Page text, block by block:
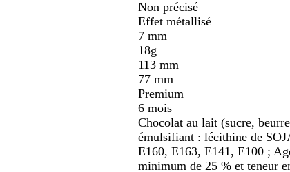
Non précisé
Effet métallisé
7 mm
18g
113 mm
77 mm
Premium
6 mois
Chocolat au lait (sucre,
émulsifiant : lécithine de
E160, E163, E141, E100 ;
minimum de 25 % et teneur